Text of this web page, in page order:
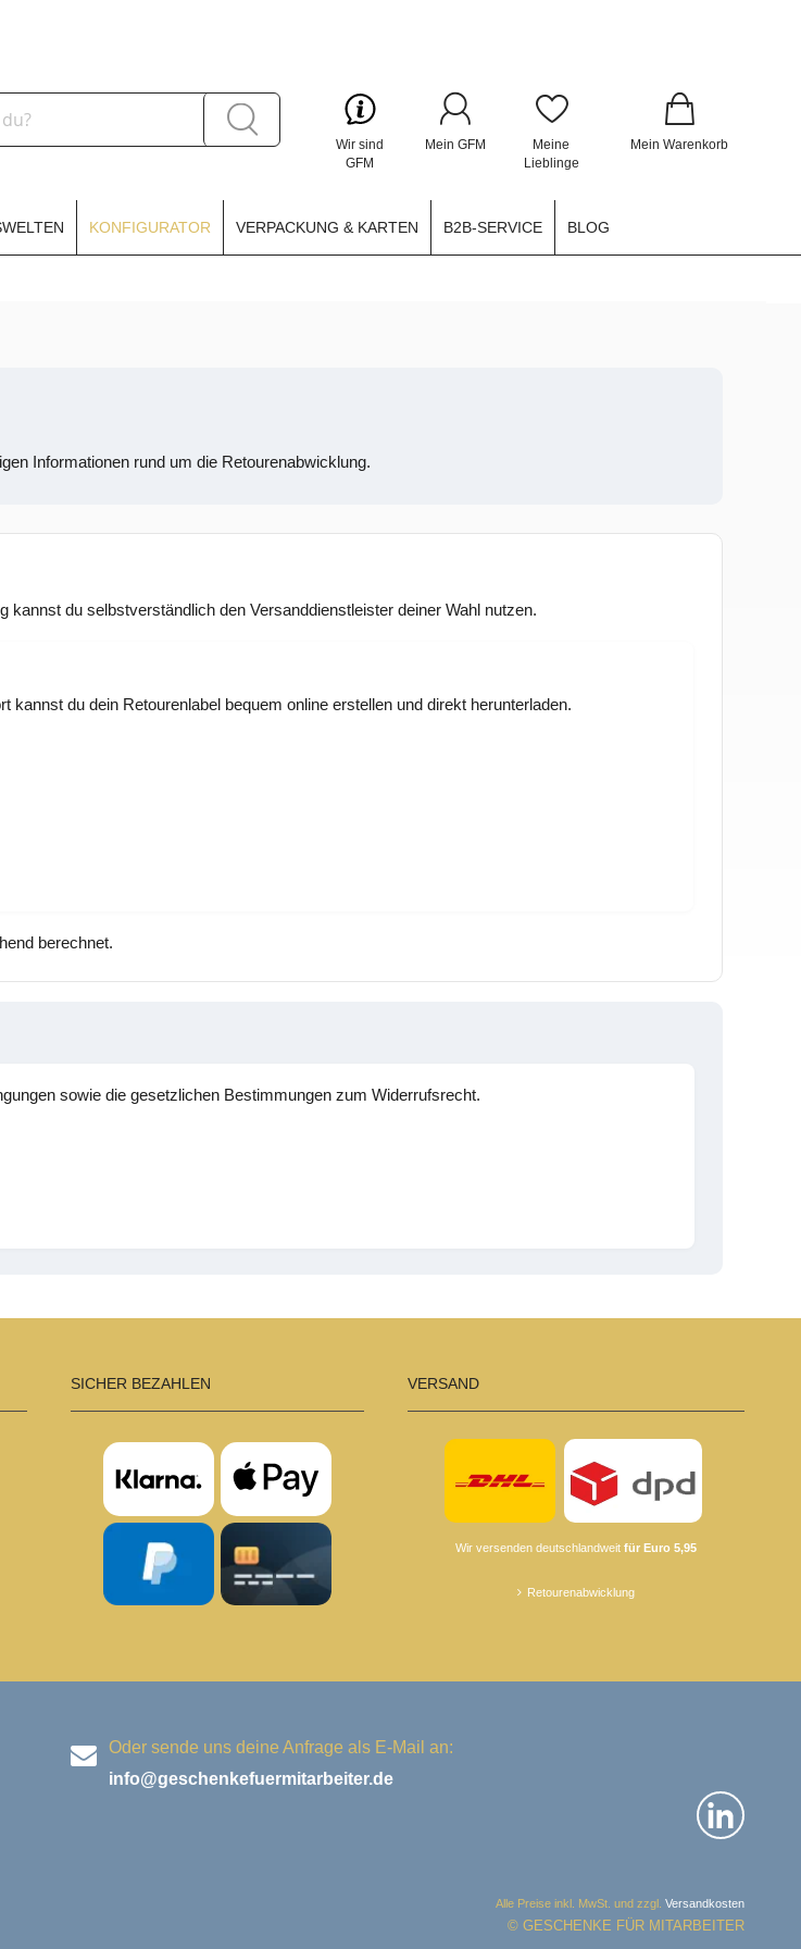
Mein Warenkorb
Wir sind
GFM
Mein GFM
Meine
Lieblinge
KONFIGURATOR VERPACKUNG & KARTEN B2B-SERVICE BLOG
Informationen rund um die Retourenabwicklung.
du selbstverständlich den Versanddienstleister deiner Wahl nutzen.
du dein Retourenlabel bequem online erstellen und direkt herunterladen.
berechnet.
sowie die gesetzlichen Bestimmungen zum Widerrufsrecht.
SICHER BEZAHLEN VERSAND
Wir versenden deutschlandweit für Euro 5,95
Retourenabwicklung
Oder sende uns deine Anfrage als E-Mail an:
info@geschenkefuermitarbeiter.de
Alle Preise inkl. MwSt. und zzgl. Versandkosten
© GESCHENKE FÜR MITARBEITER